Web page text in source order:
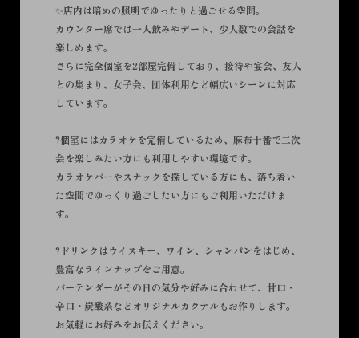
✨店内は暗めの照明でゆったりと過ごせる空間。
カウンター席では一人飲みやデート、少人数での会話を
楽しめます。
さらに完全個室を2部屋完備しており、接待や宴会、友人
との集まり、女子会、団体利用など幅広いシーンに対応
しています。
?個室にはカラオケを完備しているため、麻布十番で二次
会を楽しみたい方にも利用しやすい環境です。
カラオケバーやスナックを探している方にも、落ち着い
た空間でゆっくり過ごしたい方にもご利用いただけま
す。
?ドリンクはウイスキー、ワイン、シャンパンをはじめ、
豊富なラインナップをご用意。
バーテンダーがその日の気分や好みに合わせて、甘口・
辛口・炭酸系などオリジナルカクテルもお作りします。
お気軽にお好みをお伝えください。